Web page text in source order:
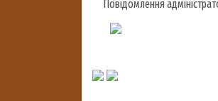
Повідомлення